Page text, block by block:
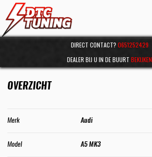
DIRECT CONTACT? 0651252429
DEALER BIJ U IN DE BUURT BEKIJKEN
OVERZICHT
Merk Audi
Model A5 MK3